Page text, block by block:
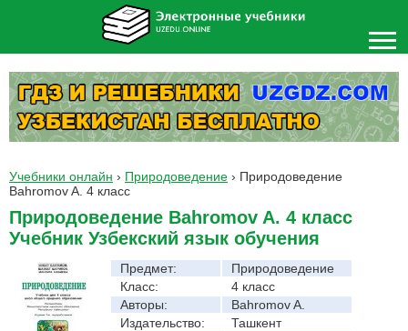
Учебники онлайн › Природоведение › Природоведение
Bahromov A. 4 класс
Природоведение Bahromov A. 4 класс
Учебник Узбекский язык обучения
Предмет:
Природоведение
Класс:
4 класс
Авторы:
Bahromov A.
Издательство:
Ташкент